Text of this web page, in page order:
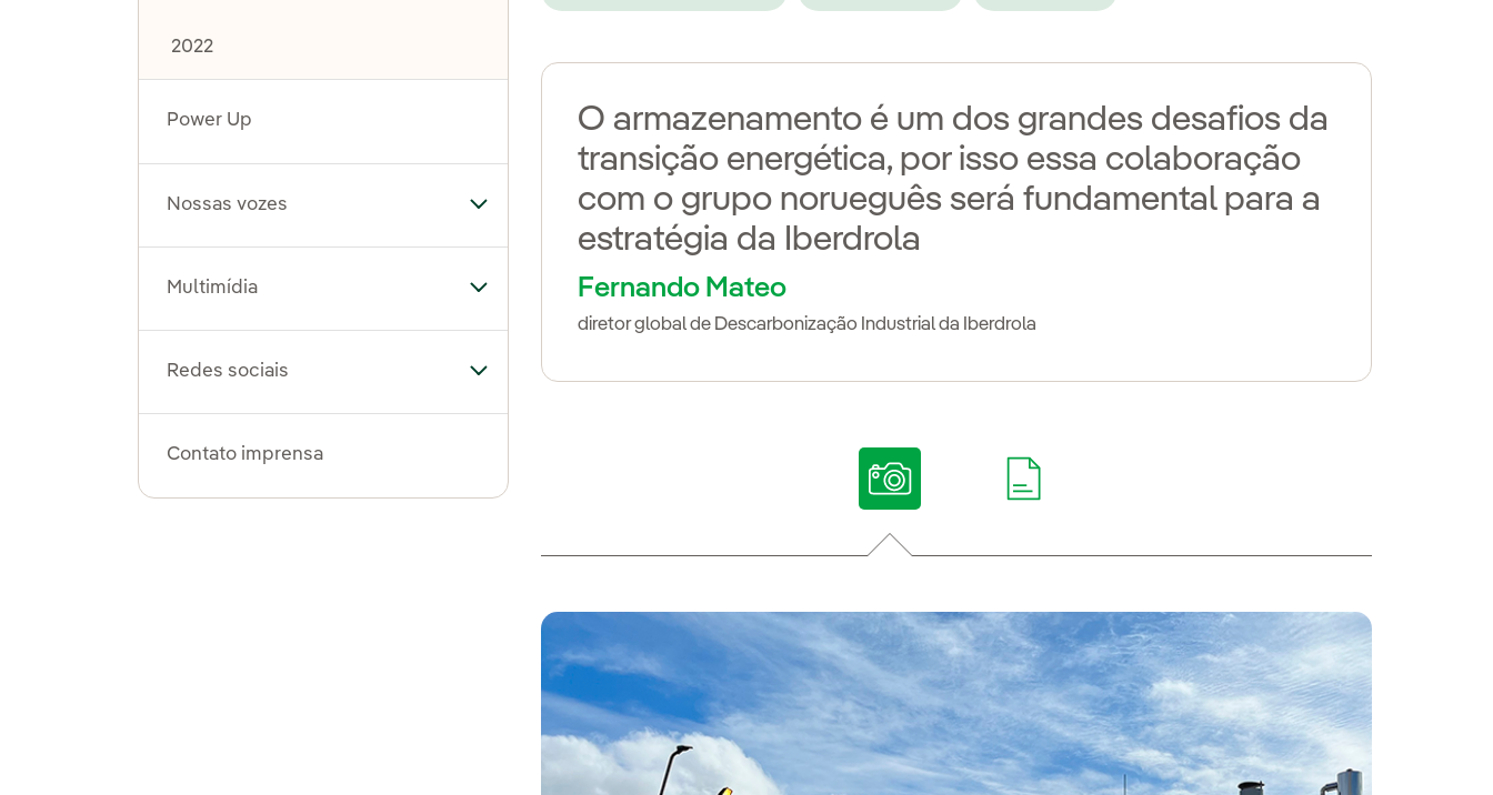
2022
Power Up
Nossas vozes Alternar submenu de Nossas vozes
Multimídia Alternar submenu de Multimídia
Redes sociais Alternar submenu de Redes sociais
Contato imprensa
O armazenamento é um dos grandes desafios da
transição energética, por isso essa colaboração
com o grupo norueguês será fundamental para a
estratégia da Iberdrola
Fernando Mateo
diretor global de Descarbonização Industrial da Iberdrola